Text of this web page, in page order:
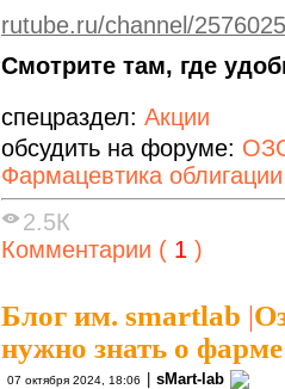
rutube.ru/channel/
Смотрите там, где
спецраздел: Акции
обсудить на форуме:
Фармацевтика облигации
2.5К
Комментарии ( 1 )
Блог им. smartlab |
нужно знать о
07 октября 2024, 18:06 | sMart-lab